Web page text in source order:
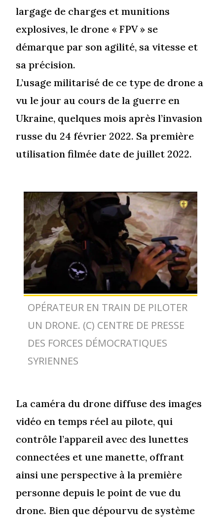
largage de charges et munitions
explosives, le drone « FPV » se
démarque par son agilité, sa vitesse et
sa précision.
L’usage militarisé de ce type de drone a
vu le jour au cours de la guerre en
Ukraine, quelques mois après l’invasion
russe du 24 février 2022. Sa première
utilisation filmée date de juillet 2022.
OPÉRATEUR EN TRAIN DE PILOTER
UN DRONE. (C) CENTRE DE PRESSE
DES FORCES DÉMOCRATIQUES
SYRIENNES
La caméra du drone diffuse des images
vidéo en temps réel au pilote, qui
contrôle l’appareil avec des lunettes
connectées et une manette, offrant
ainsi une perspective à la première
personne depuis le point de vue du
drone. Bien que dépourvu de système